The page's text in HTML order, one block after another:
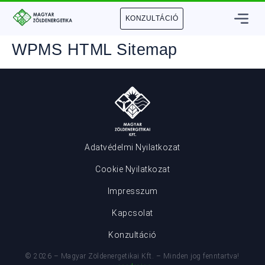
KONZULTÁCIÓ
WPMS HTML Sitemap
Adatvédelmi Nyilatkozat
Cookie Nyilatkozat
Impresszum
Kapcsolat
Konzultáció
© 2026 – Magyar Zöldenergetikai Kft. – Minden jog fenntartva!